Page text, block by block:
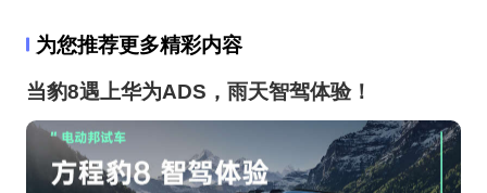
为您推荐更多精彩内容
当豹8遇上华为ADS，雨天智驾体验！